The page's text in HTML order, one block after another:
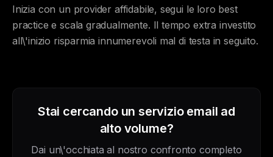
Inizia con un provider affidabile, segui le loro best
practice e scala gradualmente. Il tempo extra investito
all\'inizio risparmia innumerevoli mal di testa in seguito.
Stai cercando un servizio email ad
alto volume?
Dai un\'occhiata al nostro confronto completo